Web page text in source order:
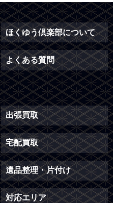
ほくゆう倶楽部について
よくある質問
出張買取
宅配買取
遺品整理・片付け
対応エリア